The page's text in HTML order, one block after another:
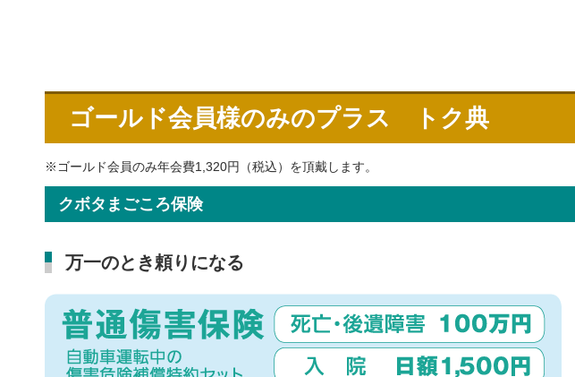
ゴールド会員様のみのプラス トク典
※ゴールド会員のみ年会費1,320円（税込）を頂戴します。
クボタまごころ保険
万一のとき頼りになる